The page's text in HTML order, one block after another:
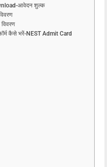
आवेदन शुल्क
विवरण
कैसे भरें-NEST Admit Card